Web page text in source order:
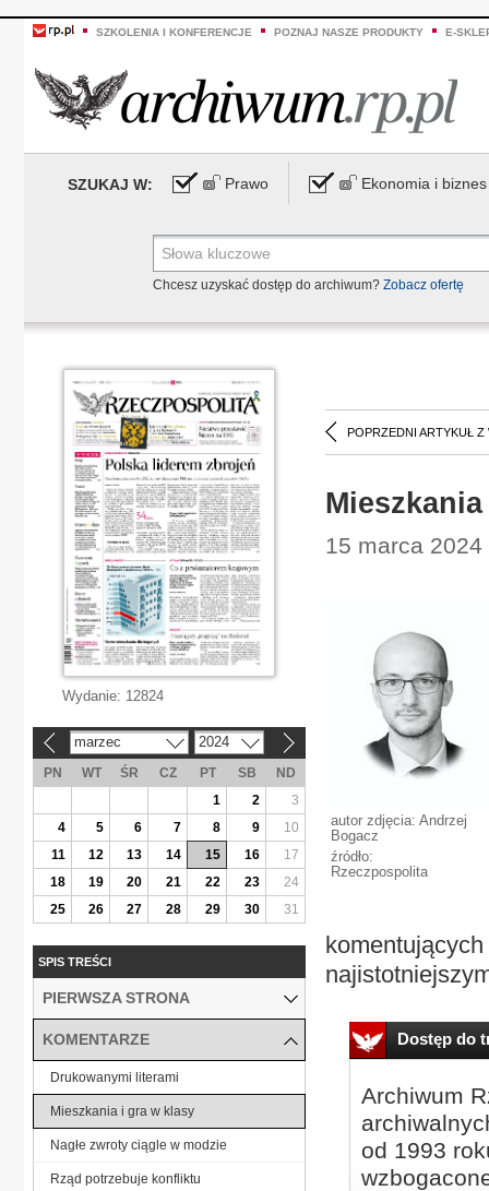
SZKOLENIA I KONFERENCJE POZNAJ NASZE PRODUKTY E-
SZUKAJ W: Prawo Ekonomia i biznes
Chcesz uzyskać dostęp do archiwum? Zobacz ofertę
POPRZEDNI ARTYKUŁ Z
15 marca
autor zdjęcia: Andrzej
Bogacz
źródło:
Rzeczpospolita
Dostęp do
Archiwum
od 1993
Wydanie: 12824
marzec 2024
PN WT ŚR CZ PT SB
ND
1
2
3
4
5 6 7 8 9
10
11
12 13 14 15 16
17
18
19 20 21 22 23
24
25
26 27 28 29 30 31
SPIS TREŚCI
PIERWSZA STRONA
KOMENTARZE
Drukowanymi literami
Mieszkania i gra w klasy
Nagłe zwroty ciągle w modzie
Rząd potrzebuje konfliktu